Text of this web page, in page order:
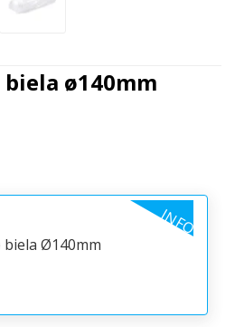
ø140mm
INFO
biela Ø140mm